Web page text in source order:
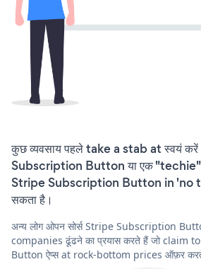
कुछ व्यवसाय पहले take a stab at स्वयं
Subscription Button या एक "techie"
Stripe Subscription Button in 'no
सकता है।
अन्य लोग ओपन सोर्स Stripe Subscription
companies ढूंढने का प्रयास करते हैं जो claim
Button ऐप्स at rock-bottom prices ऑफ़र